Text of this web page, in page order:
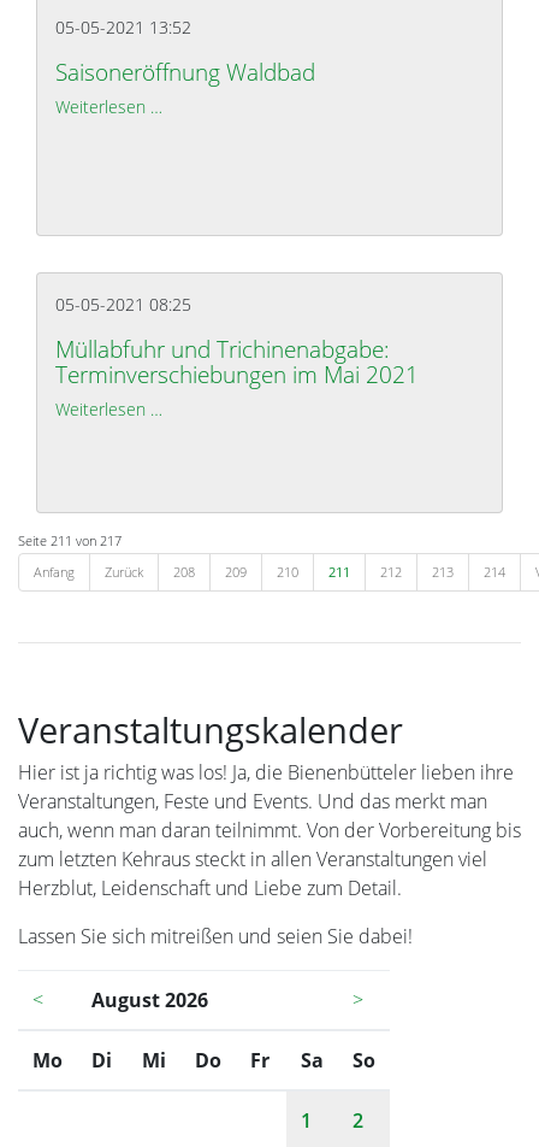
05-05-2021 13:52
Saisoneröffnung Waldbad
Weiterlesen …
05-05-2021 08:25
Müllabfuhr und Trichinenabgabe:
Terminverschiebungen im Mai 2021
Weiterlesen …
Seite 211 von 217
Anfang
Zurück 208 209 210 211 212 213 214
Veranstaltungskalender
Hier ist ja richtig was los! Ja, die Bienenbütteler lieben ihre
Veranstaltungen, Feste und Events. Und das merkt man
auch, wenn man daran teilnimmt. Von der Vorbereitung bis
zum letzten Kehraus steckt in allen Veranstaltungen viel
Herzblut, Leidenschaft und Liebe zum Detail.
Lassen Sie sich mitreißen und seien Sie dabei!
< August 2026 >
Mo ntag
Di enstag
Mi ttwoch
Do nnerstag
Fr eitag
Sa mstag
So
1 2